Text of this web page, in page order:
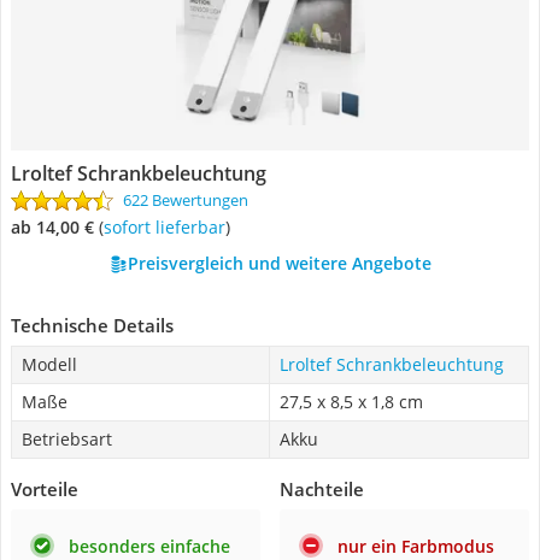
Lroltef Schrankbeleuchtung
622 Bewertungen
ab 14,00 € ( Sofort lieferbar)
Preisvergleich und weitere Angebote
Technische Details
Modell
Lroltef Schrankbeleuchtung
Maße
27,5 x 8,5 x 1,8 cm
Betriebsart
Akku
Vorteile
besonders einfache
Nachteile
nur ein Farbmodus